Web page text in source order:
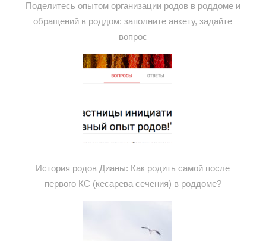
Поделитесь опытом организации родов в роддоме и
обращений в роддом: заполните анкету, задайте
вопрос
История родов Дианы: Как родить самой после
первого КС (кесарева сечения) в роддоме?